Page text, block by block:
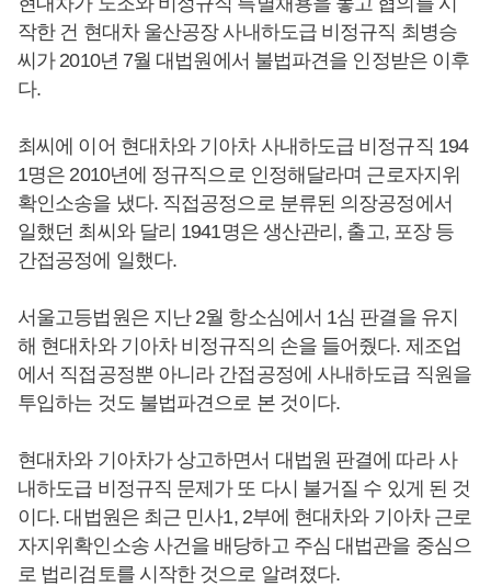
작한 건 현대차 울산공장 사내하도급 비정규직 최병승
씨가 2010년 7월 대법원에서 불법파견을 인정받은 이후
다.
최씨에 이어 현대차와 기아차 사내하도급 비정규직 194
1명은 2010년에 정규직으로 인정해달라며 근로자지위
확인소송을 냈다. 직접공정으로 분류된 의장공정에서
일했던 최씨와 달리 1941명은 생산관리, 출고, 포장 등
간접공정에 일했다.
서울고등법원은 지난 2월 항소심에서 1심 판결을 유지
해 현대차와 기아차 비정규직의 손을 들어줬다. 제조업
에서 직접공정뿐 아니라 간접공정에 사내하도급 직원을
투입하는 것도 불법파견으로 본 것이다.
현대차와 기아차가 상고하면서 대법원 판결에 따라 사
내하도급 비정규직 문제가 또 다시 불거질 수 있게 된 것
이다. 대법원은 최근 민사1, 2부에 현대차와 기아차 근로
자지위확인소송 사건을 배당하고 주심 대법관을 중심으
로 법리검토를 시작한 것으로 알려졌다.